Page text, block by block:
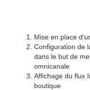
Mise en place
Configuration de
dans le but de
omnicanale
Affichage du flux
boutique